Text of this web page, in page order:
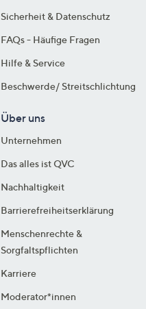
Sicherheit & Datenschutz
FAQs - Häufige Fragen
Hilfe & Service
Beschwerde/ Streitschlichtung
Über uns
Unternehmen
Das alles ist QVC
Nachhaltigkeit
Barrierefreiheitserklärung
Menschenrechte &
Sorgfaltspflichten
Karriere
Moderator*innen